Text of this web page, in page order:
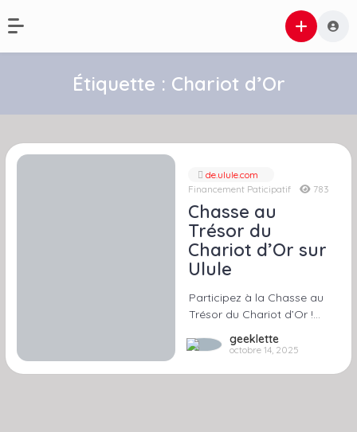
Étiquette : Chariot d’Or
de.ulule.com
Financement Paticipatif
783
Chasse au
Trésor du
Chariot d’Or sur
Ulule
Participez à la Chasse au
Trésor du Chariot d’Or !…
geeklette
octobre 14, 2025